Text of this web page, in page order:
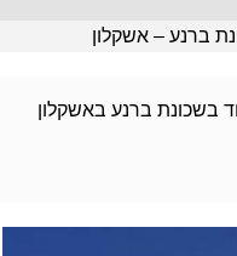
ברנע – אשקלון
קומות כל אחד בשכונת ברנע באשקלון